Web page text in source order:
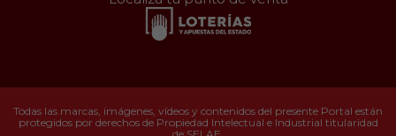
Todas las marcas, imágenes, vídeos y contenidos del presente Portal están
protegidos por derechos de Propiedad Intelectual e Industrial titularidad